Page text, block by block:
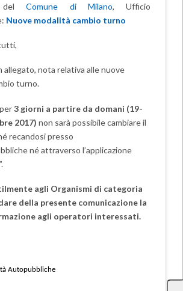
delComune di Milano, Ufficio
Nuove modalità cambio turno
allegato, nota relativa alle nuove
turno.
3 giorni a partire da domani (19-
2017) non sarà possibile cambiare il
recandosi presso
né attraverso l’applicazione
agli Organismi di categoria
della presente comunicazione la
agli operatori interessati.
Autopubbliche